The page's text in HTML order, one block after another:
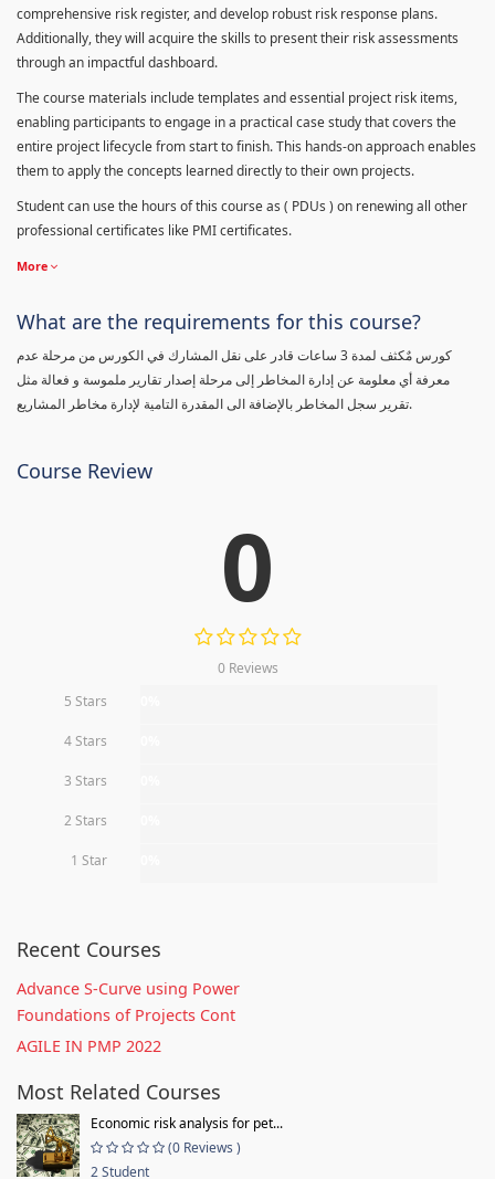
comprehensive risk register, and develop robust risk response plans.
Additionally, they will acquire the skills to present their risk assessments
through an impactful dashboard.
The course materials include templates and essential project risk items,
enabling participants to engage in a practical case study that covers the
entire project lifecycle from start to finish. This hands-on approach enables
them to apply the concepts learned directly to their own projects.
Student can use the hours of this course as ( PDUs ) on renewing all other
professional certificates like PMI certificates.
More
What are the requirements for this course?
كورس مٌكثف لمدة 3 ساعات قادر على نقل المشارك في الكورس من مرحلة عدم
معرفة أي معلومة عن إدارة المخاطر إلى مرحلة إصدار تقارير ملموسة و فعالة مثل
تقرير سجل المخاطر بالإضافة الى المقدرة التامية لإدارة مخاطر المشاريع.
Course Review
0
0 Reviews
5 Stars
4 Stars
3 Stars
2 Stars
1 Star
Recent Courses
Advance S-Curve using Power
Foundations of Projects Cont
AGILE IN PMP 2022
Most Related Courses
Economic risk analysis for pet...
(0 Reviews )
2 Student